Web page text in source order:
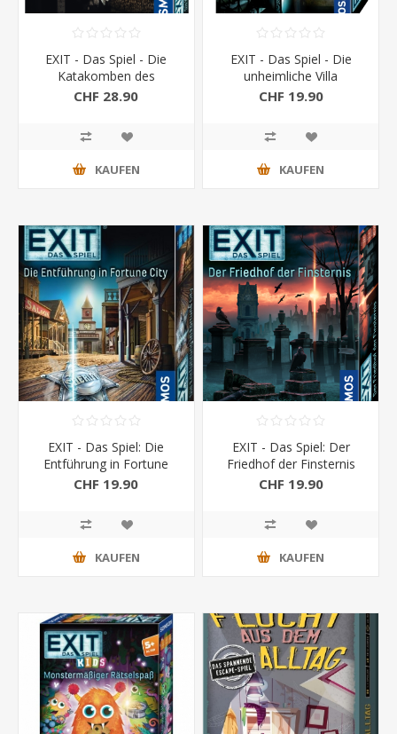
EXIT - Das Spiel - Die
Katakomben des
Grauens
CHF 28.90
KAUFEN
EXIT - Das Spiel - Die
unheimliche Villa
CHF 19.90
KAUFEN
EXIT - Das Spiel: Die
Entführung in Fortune
City
CHF 19.90
KAUFEN
EXIT - Das Spiel: Der
Friedhof der Finsternis
CHF 19.90
KAUFEN